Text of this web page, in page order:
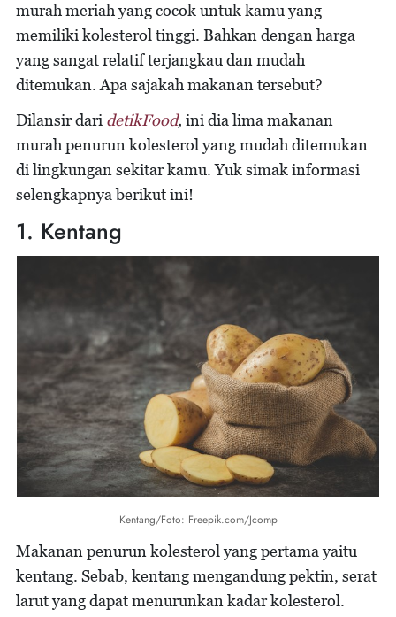
murah meriah yang cocok untuk kamu yang
memiliki kolesterol tinggi. Bahkan dengan harga
yang sangat relatif terjangkau dan mudah
ditemukan. Apa sajakah makanan tersebut?
Dilansir dari detikFood, ini dia lima makanan
murah penurun kolesterol yang mudah ditemukan
di lingkungan sekitar kamu. Yuk simak informasi
selengkapnya berikut ini!
1. Kentang
Kentang/Foto: Freepik.com/Jcomp
Makanan penurun kolesterol yang pertama yaitu
kentang. Sebab, kentang mengandung pektin, serat
larut yang dapat menurunkan kadar kolesterol.